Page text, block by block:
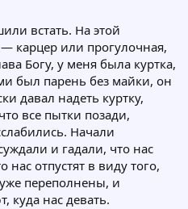
встать. На этой
карцер или прогулочная,
Богу, у меня была куртка,
был парень без майки, он
давал надеть куртку,
все пытки позади,
Начали
и гадали, что нас
отпустят в виду того,
переполнены, и
куда нас девать.